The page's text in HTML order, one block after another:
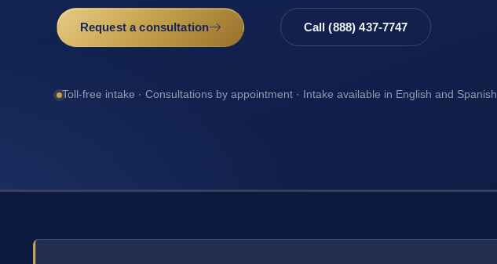
Request a consultation Call (888) 437-7747
Toll-free intake · Consultations by appointment · Intake available in English and Spanish